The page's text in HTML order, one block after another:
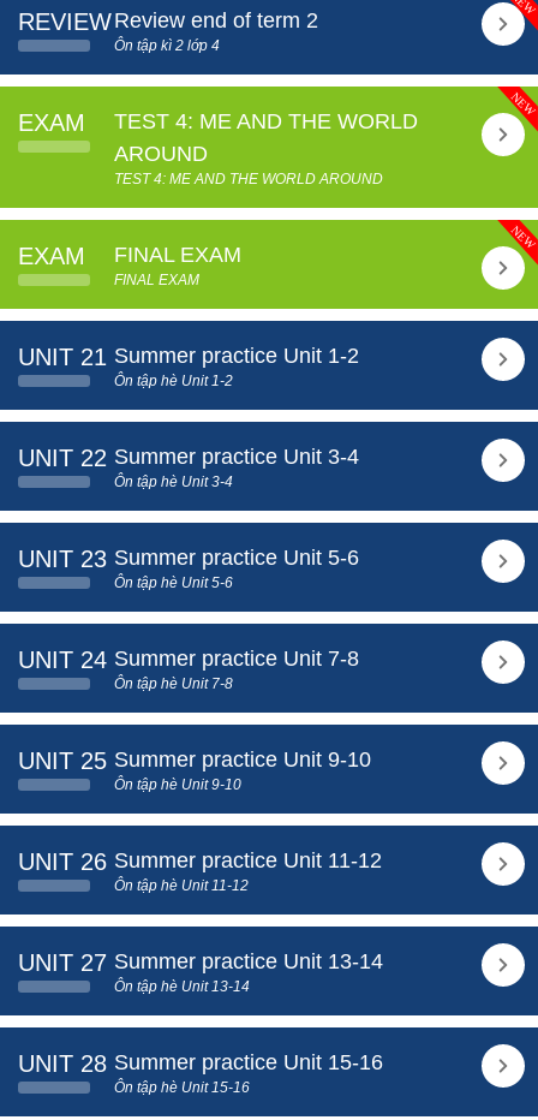
REVIEWReview end of term 2
Ôn tập kì 2 lớp 4
EXAM
TEST 4: ME AND THE WORLD
AROUND
TEST 4: ME AND THE WORLD AROUND
EXAM FINAL EXAM
FINAL EXAM
UNIT 21 Summer practice Unit 1-2
Ôn tập hè Unit 1-2
UNIT 22 Summer practice Unit 3-4
Ôn tập hè Unit 3-4
UNIT 23 Summer practice Unit 5-6
Ôn tập hè Unit 5-6
UNIT 24 Summer practice Unit 7-8
Ôn tập hè Unit 7-8
UNIT 25 Summer practice Unit 9-10
Ôn tập hè Unit 9-10
UNIT 26 Summer practice Unit 11-12
Ôn tập hè Unit 11-12
UNIT 27 Summer practice Unit 13-14
Ôn tập hè Unit 13-14
UNIT 28 Summer practice Unit 15-16
Ôn tập hè Unit 15-16